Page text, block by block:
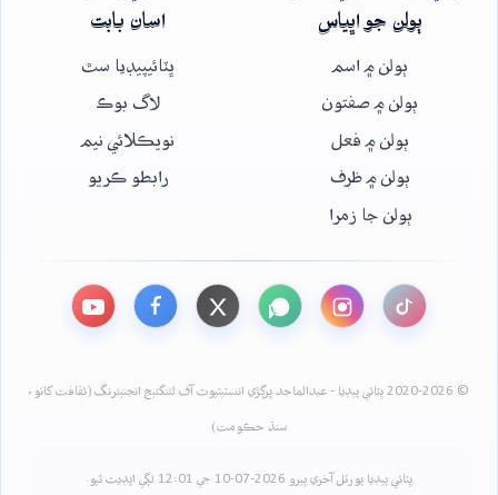
ٻولن جو اڀياس
ٻولن ۾ اسم
ٻولن ۾ صفتون
ٻولن ۾ فعل
ٻولن ۾ ظرف
ٻولن جا زمرا
اسان بابت
ڀٽائيپيڊيا سٿ
لاگ بوڪ
نويڪلائي نيم
رابطو ڪريو
© 2020-2026 ڀٽائي پيڊيا - عبدالماجد ڀرڳڙي انسٽيٽيوٽ آف لئنگئيج انجنيئرنگ (ثقافت کاتو،
سنڌ حڪومت)
ڀٽائي پيڊيا پورٽل آخري ڀيرو 2026-07-10 جي 12:01 لڳي اپڊيٽ ٿيو.